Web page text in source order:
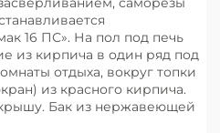
16 ПС». На пол под печь
из кирпича в один ряд под
отдыха, вокруг топки
из красного кирпича.
Бак из нержавеющей